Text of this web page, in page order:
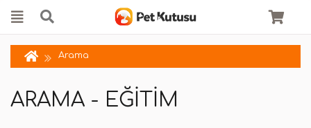
Arama
ARAMA - EĞITIM